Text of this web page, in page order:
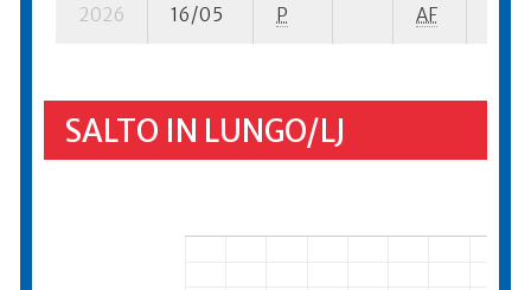
2026 16/05 P AF
SALTO IN LUNGO/LJ